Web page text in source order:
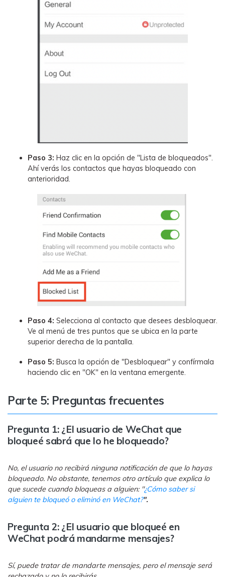
Paso 3: Haz clic en la opción de "Lista de bloqueados".
Ahí verás los contactos que hayas bloqueado con
anterioridad.
Paso 4: Selecciona al contacto que desees desbloquear.
Ve al menú de tres puntos que se ubica en la parte
superior derecha de la pantalla.
Paso 5: Busca la opción de "Desbloquear" y confírmala
haciendo clic en "OK" en la ventana emergente.
Parte 5: Preguntas frecuentes
Pregunta 1: ¿El usuario de WeChat que
bloqueé sabrá que lo he bloqueado?
No, el usuario no recibirá ninguna notificación de que lo hayas
bloqueado. No obstante, tenemos otro artículo que explica lo
que sucede cuando bloqueas a alguien: "¿Cómo saber si
alguien te bloqueó o eliminó en WeChat?".
Pregunta 2: ¿El usuario que bloqueé en
WeChat podrá mandarme mensajes?
Sí, puede tratar de mandarte mensajes, pero el mensaje será